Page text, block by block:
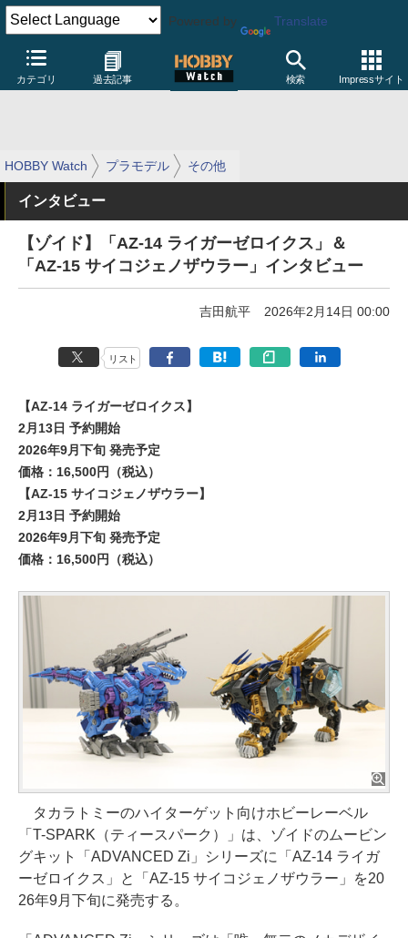
Powered by Translate
カテゴリ 過去記事 検索 Impressサイト
HOBBY Watch プラモデル その他
インタビュー
【ゾイド】「AZ-14 ライガーゼロイクス」＆
「AZ-15 サイコジェノザウラー」インタビュー
吉田航平 2026年2月14日 00:00
リスト
【AZ-14 ライガーゼロイクス】
2月13日 予約開始
2026年9月下旬 発売予定
価格：16,500円（税込）
【AZ-15 サイコジェノザウラー】
2月13日 予約開始
2026年9月下旬 発売予定
価格：16,500円（税込）
タカラトミーのハイターゲット向けホビーレーベル
「T-SPARK（ティースパーク）」は、ゾイドのムービン
グキット「ADVANCED Zi」シリーズに「AZ-14 ライガ
ーゼロイクス」と「AZ-15 サイコジェノザウラー」を20
26年9月下旬に発売する。